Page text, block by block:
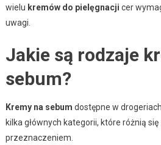
wielu kremów do pielęgnacji cer
uwagi.
Jakie są rodzaje
sebum?
Kremy na sebum dostępne w
kilka głównych kategorii, które różnią
przeznaczeniem.